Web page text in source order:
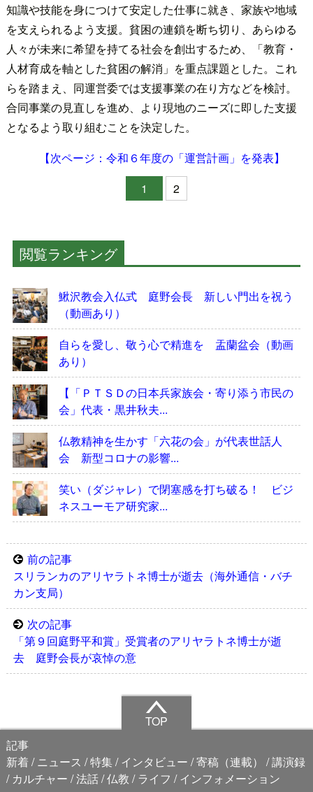
知識や技能を身につけて安定した仕事に就き、家族や地域
を支えられるよう支援。貧困の連鎖を断ち切り、あらゆる
人々が未来に希望を持てる社会を創出するため、「教育・
人材育成を軸とした貧困の解消」を重点課題とした。これ
らを踏まえ、同運営委では支援事業の在り方などを検討。
合同事業の見直しを進め、より現地のニーズに即した支援
となるよう取り組むことを決定した。
【次ページ：令和６年度の「運営計画」を発表】
1
2
閲覧ランキング
鰍沢教会入仏式 庭野会長 新しい門出を祝う
（動画あり）
自らを愛し、敬う心で精進を 盂蘭盆会（動画
あり）
【「ＰＴＳＤの日本兵家族会・寄り添う市民の
会」代表・黒井秋夫...
仏教精神を生かす「六花の会」が代表世話人
会 新型コロナの影響...
笑い（ダジャレ）で閉塞感を打ち破る！ ビジ
ネスユーモア研究家...
前の記事
スリランカのアリヤラトネ博士が逝去（海外通信・バチ
カン支局）
次の記事
「第９回庭野平和賞」受賞者のアリヤラトネ博士が逝
去 庭野会長が哀悼の意
TOP
記事
新着
ニュース 特集 インタビュー 寄稿（連載）
講演録
カルチャー 法話 仏教 ライフ インフォメーション